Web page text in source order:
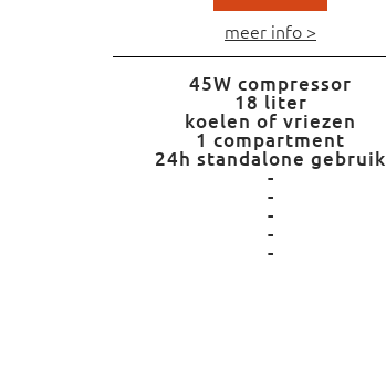
meer info >
45W compressor
18 liter
koelen of vriezen
1 compartment
24h standalone gebruik
-
-
-
-
-